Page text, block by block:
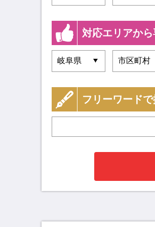
対応エリアか
フリーワード